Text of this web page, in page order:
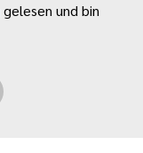
gelesen und bin